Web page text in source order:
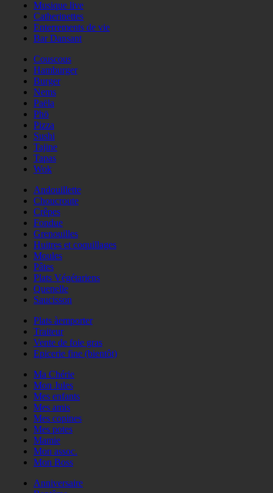
Musique live
Catherinettes
Enterrements de vie
Bar Dansant
Couscous
Hamburger
Burger
Nems
Paëla
Phö
Pizza
Sushi
Tajine
Tapas
Wok
Andouillette
Choucroute
Crêpes
Fondue
Grenouilles
Huitres et coquillages
Moules
Pâtes
Plats Végétariens
Quenelle
Saucisson
Plats àemporter
Traiteur
Vente de foie gras
Epicerie fine (bientôt)
Ma Chérie
Mon Jules
Mes enfants
Mes amis
Mes copines
Mes potes
Mamie
Mon assoc.
Mon Boss
Anniversaire